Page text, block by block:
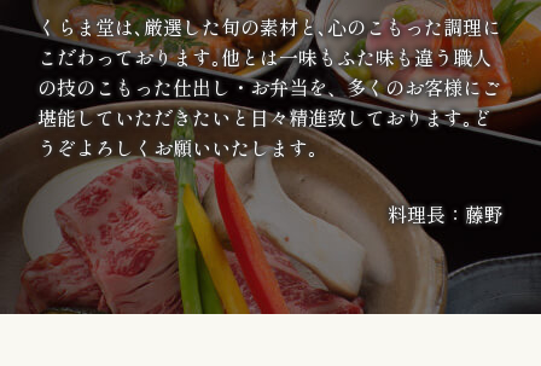
類
か
ら
ぶ
幕
くらま堂は､厳選した旬の素材と､心のこもった調理に
こだわっております｡他とは一味もふた味も違う職人
の技のこもった仕出し・お弁当を、多くのお客様にご
堪能していただきたいと日々精進致しております｡ど
うぞよろしくお願いいたします｡
料理長：藤野